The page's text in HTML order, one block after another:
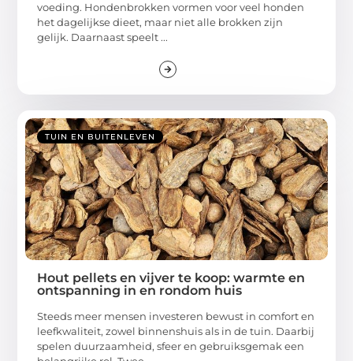
voeding. Hondenbrokken vormen voor veel honden
het dagelijkse dieet, maar niet alle brokken zijn
gelijk. Daarnaast speelt ...
TUIN EN BUITENLEVEN
Hout pellets en vijver te koop: warmte en
ontspanning in en rondom huis
Steeds meer mensen investeren bewust in comfort en
leefkwaliteit, zowel binnenshuis als in de tuin. Daarbij
spelen duurzaamheid, sfeer en gebruiksgemak een